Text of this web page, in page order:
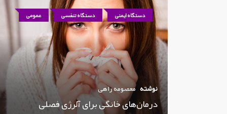
دستگاه ایمنی دستگاه تنفسی عمومی
نوشته معصومه راهی
درمان‌های خانگی برای آلرژی فصلی